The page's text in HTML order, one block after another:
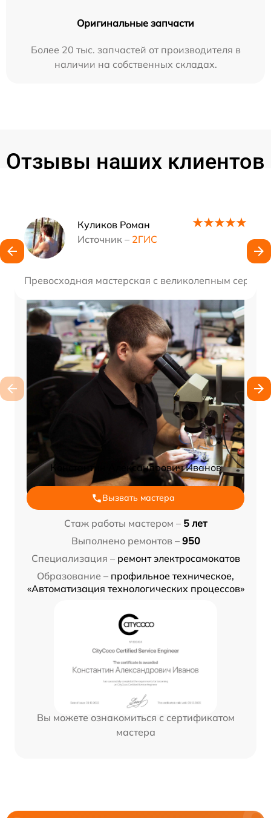
Оригинальные запчасти
Более 20 тыс. запчастей от производителя в
наличии на собственных складах.
Отзывы наших клиентов
Куликов Роман
Источник – 2ГИС
Превосходная мастерская с великолепным
Наши мастера
Константин Александрович Иванов
Вызвать мастера
Стаж работы мастером – 5 лет
Выполнено ремонтов – 950
Специализация – ремонт электросамокатов
Образование – профильное техническое,
«Автоматизация технологических процессов»
Вы можете ознакомиться с сертификатом
мастера